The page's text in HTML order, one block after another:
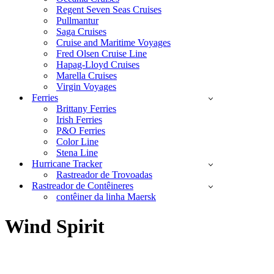
Regent Seven Seas Cruises
Pullmantur
Saga Cruises
Cruise and Maritime Voyages
Fred Olsen Cruise Line
Hapag-Lloyd Cruises
Marella Cruises
Virgin Voyages
Ferries
Brittany Ferries
Irish Ferries
P&O Ferries
Color Line
Stena Line
Hurricane Tracker
Rastreador de Trovoadas
Rastreador de Contêineres
contêiner da linha Maersk
Wind Spirit